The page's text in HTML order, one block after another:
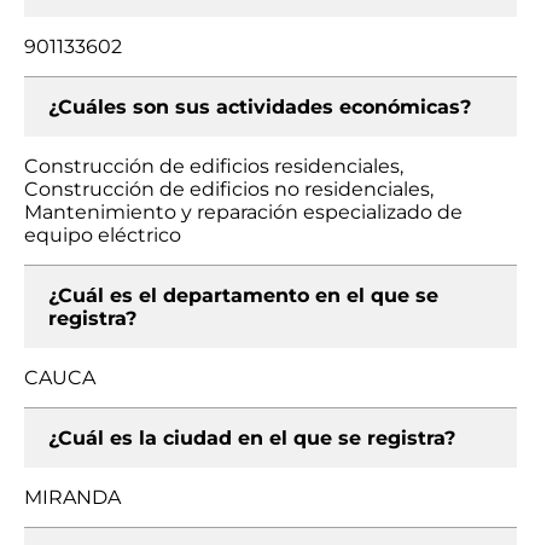
901133602
¿Cuáles son sus actividades económicas?
Construcción de edificios residenciales,
Construcción de edificios no residenciales,
Mantenimiento y reparación especializado de
equipo eléctrico
¿Cuál es el departamento en el que se
registra?
CAUCA
¿Cuál es la ciudad en el que se registra?
MIRANDA